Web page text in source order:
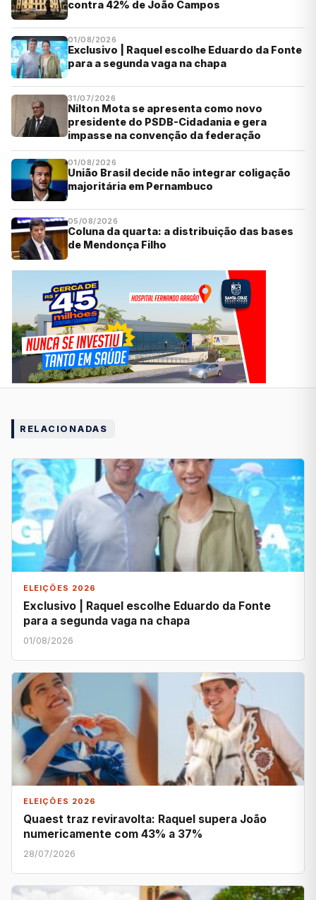
contra 42% de João Campos
01/08/2026
Exclusivo | Raquel escolhe Eduardo da Fonte
para a segunda vaga na chapa
31/07/2026
Nilton Mota se apresenta como novo
presidente do PSDB-Cidadania e gera
impasse na convenção da federação
01/08/2026
União Brasil decide não integrar coligação
majoritária em Pernambuco
05/08/2026
Coluna da quarta: a distribuição das bases
de Mendonça Filho
RELACIONADAS
ELEIÇÕES 2026
Exclusivo | Raquel escolhe Eduardo da Fonte
para a segunda vaga na chapa
01/08/2026
ELEIÇÕES 2026
Quaest traz reviravolta: Raquel supera João
numericamente com 43% a 37%
28/07/2026